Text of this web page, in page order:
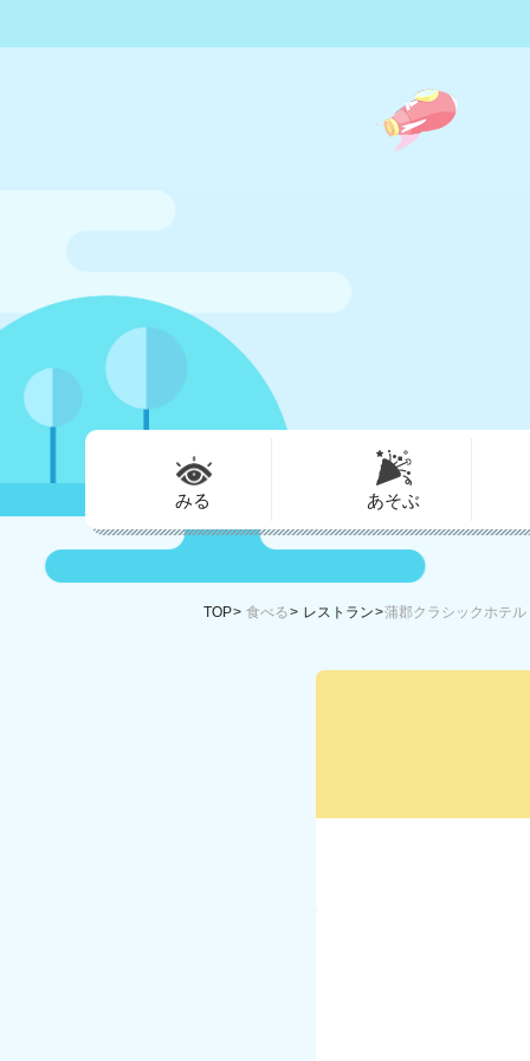
みる あそぶ
TOP 食べる レストラン 蒲郡クラシックホテル